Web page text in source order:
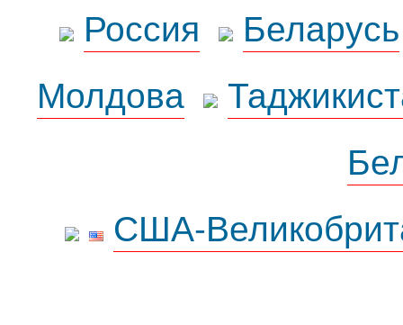
Россия
Беларусь
Молдова
США-